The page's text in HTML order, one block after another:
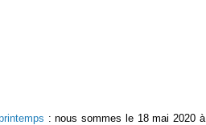
: nous sommes le 18 mai 2020 à